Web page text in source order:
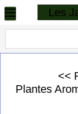
Les
<<
Plantes